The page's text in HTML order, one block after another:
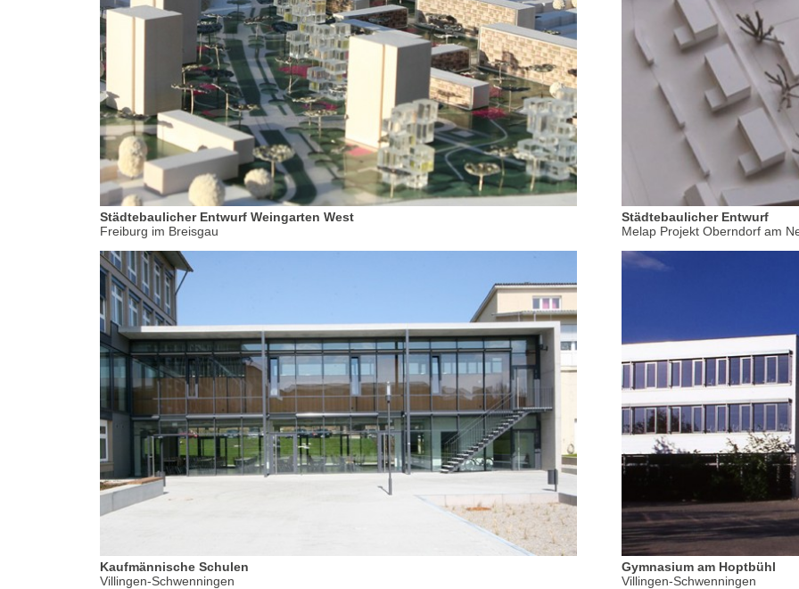
Städtebaulicher Entwurf Weingarten West
Freiburg im Breisgau
Städtebaulicher Entwurf
Melap Projekt Oberndorf am
Kaufmännische Schulen
Villingen-Schwenningen
Gymnasium am Hoptbühl
Villingen-Schwenningen